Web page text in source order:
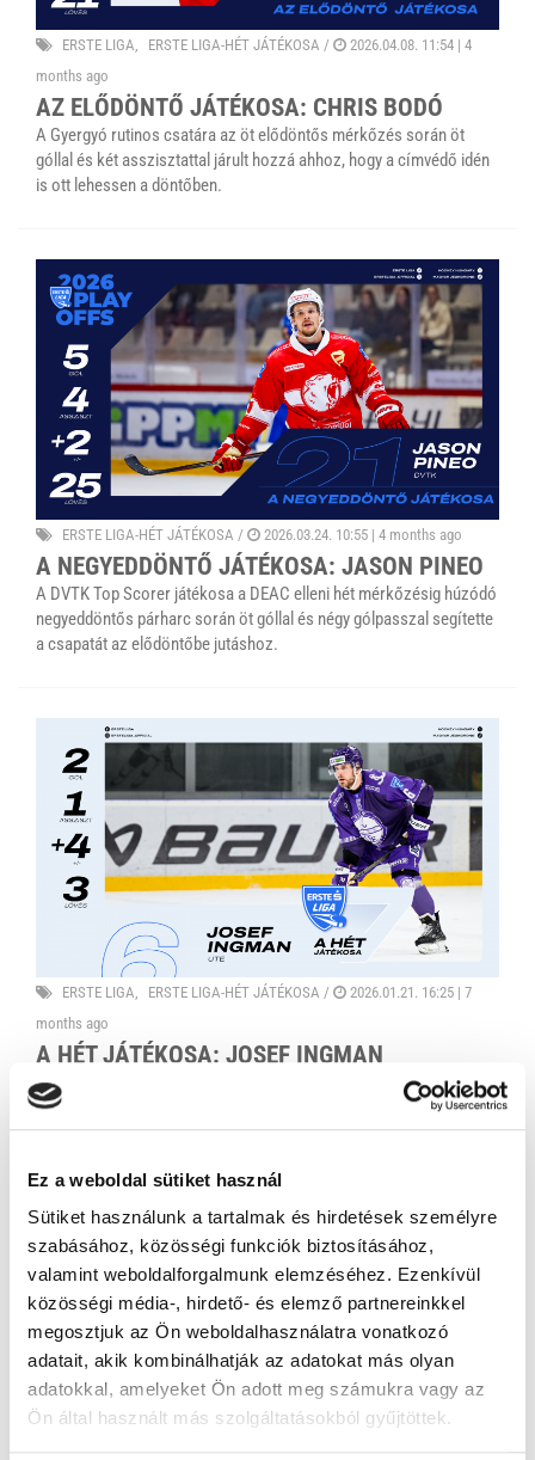
Ez a weboldal sütiket használ
Sütiket használunk a tartalmak és hirdetések személyre
szabásához, közösségi funkciók biztosításához,
valamint weboldalforgalmunk elemzéséhez. Ezenkívül
közösségi média-, hirdető- és elemző partnereinkkel
megosztjuk az Ön weboldalhasználatra vonatkozó
adatait, akik kombinálhatják az adatokat más olyan
adatokkal, amelyeket Ön adott meg számukra vagy az
Ön által használt más szolgáltatásokból gyűjtöttek.
ERSTE LIGA ERSTE LIGA-HÉT JÁTÉKOSA / 2026.04.08. 11:54 | 4
months ago
AZ ELŐDÖNTŐ JÁTÉKOSA: CHRIS BODÓ
A Gyergyó rutinos csatára az öt elődöntős mérkőzés során öt
góllal és két asszisztattal járult hozzá ahhoz, hogy a címvédő idén
is ott lehessen a döntőben.
ERSTE LIGA-HÉT JÁTÉKOSA / 2026.03.24. 10:55 | 4 months ago
A NEGYEDDÖNTŐ JÁTÉKOSA: JASON PINEO
A DVTK Top Scorer játékosa a DEAC elleni hét mérkőzésig húzódó
negyeddöntős párharc során öt góllal és négy gólpasszal segítette
a csapatát az elődöntőbe jutáshoz.
ERSTE LIGA ERSTE LIGA-HÉT JÁTÉKOSA / 2026.01.21. 16:25 | 7
months ago
A HÉT JÁTÉKOSA: JOSEF INGMAN
A svéd védő január közepén érkezett az Újpest csapatához, első
Erste Liga-meccsén pedig rögtön két gólt szerzett - az egyik a hét
legszebb találatai közé is bekerült.